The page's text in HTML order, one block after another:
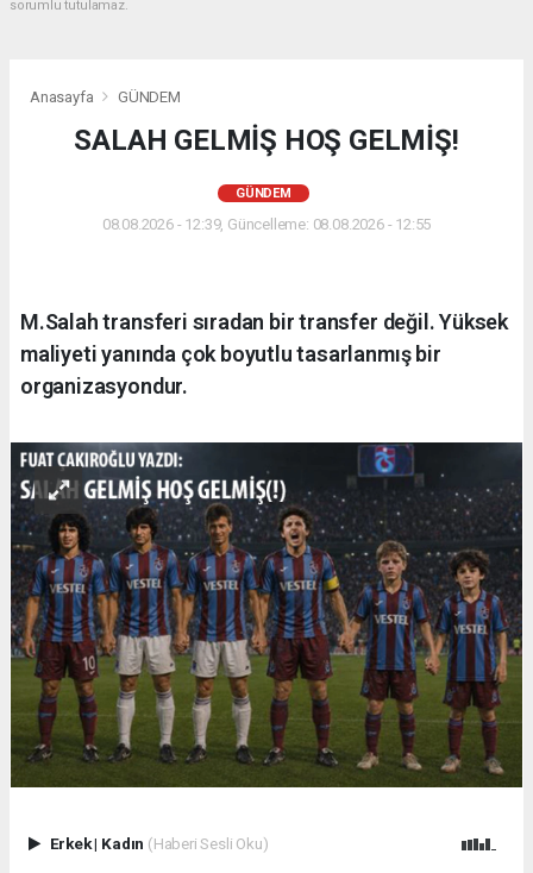
sorumlu tutulamaz.
Anasayfa GÜNDEM
SALAH GELMİŞ HOŞ GELMİŞ!
GÜNDEM
08.08.2026 - 12:39, Güncelleme: 08.08.2026 - 12:55
M.Salah transferi sıradan bir transfer değil. Yüksek
maliyeti yanında çok boyutlu tasarlanmış bir
organizasyondur.
Erkek| Kadın (Haberi Sesli Oku)